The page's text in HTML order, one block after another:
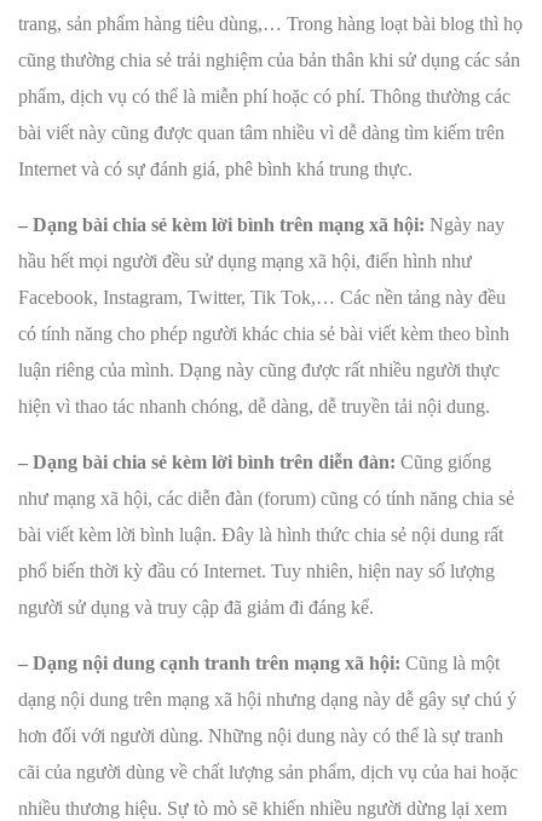
trang, sản phẩm hàng tiêu dùng,… Trong hàng loạt bài blog thì họ
cũng thường chia sẻ trải nghiệm của bản thân khi sử dụng các sản
phẩm, dịch vụ có thể là miễn phí hoặc có phí. Thông thường các
bài viết này cũng được quan tâm nhiều vì dễ dàng tìm kiếm trên
Internet và có sự đánh giá, phê bình khá trung thực.
– Dạng bài chia sẻ kèm lời bình trên mạng xã hội: Ngày nay
hầu hết mọi người đều sử dụng mạng xã hội, điển hình như
Facebook, Instagram, Twitter, Tik Tok,… Các nền tảng này đều
có tính năng cho phép người khác chia sẻ bài viết kèm theo bình
luận riêng của mình. Dạng này cũng được rất nhiều người thực
hiện vì thao tác nhanh chóng, dễ dàng, dễ truyền tải nội dung.
– Dạng bài chia sẻ kèm lời bình trên diễn đàn: Cũng giống
như mạng xã hội, các diễn đàn (forum) cũng có tính năng chia sẻ
bài viết kèm lời bình luận. Đây là hình thức chia sẻ nội dung rất
phổ biến thời kỳ đầu có Internet. Tuy nhiên, hiện nay số lượng
người sử dụng và truy cập đã giảm đi đáng kể.
– Dạng nội dung cạnh tranh trên mạng xã hội: Cũng là một
dạng nội dung trên mạng xã hội nhưng dạng này dễ gây sự chú ý
hơn đối với người dùng. Những nội dung này có thể là sự tranh
cãi của người dùng về chất lượng sản phẩm, dịch vụ của hai hoặc
nhiều thương hiệu. Sự tò mò sẽ khiến nhiều người dừng lại xem